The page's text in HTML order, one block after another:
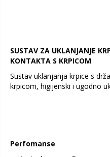
SUSTAV ZA UKLANJANJE
KONTAKTA S KRPICOM
Sustav uklanjanja krpice s
krpicom, higijenski i ugodno
Perfomanse